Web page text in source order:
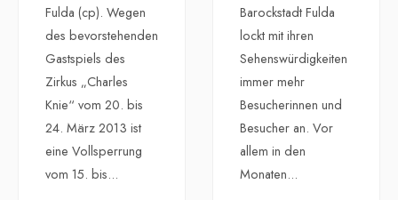
Fulda (cp). Wegen
des bevorstehenden
Gastspiels des
Zirkus „Charles
Knie“ vom 20. bis
24. März 2013 ist
eine Vollsperrung
vom 15. bis...
Barockstadt Fulda
lockt mit ihren
Sehenswürdigkeiten
immer mehr
Besucherinnen und
Besucher an. Vor
allem in den
Monaten...